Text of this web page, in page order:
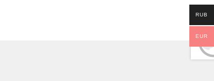
RUB
EUR